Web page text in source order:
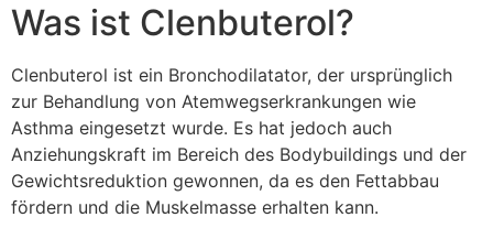
Was ist Clenbuterol?
Clenbuterol ist ein Bronchodilatator, der ursprünglich
zur Behandlung von Atemwegserkrankungen wie
Asthma eingesetzt wurde. Es hat jedoch auch
Anziehungskraft im Bereich des Bodybuildings und der
Gewichtsreduktion gewonnen, da es den Fettabbau
fördern und die Muskelmasse erhalten kann.